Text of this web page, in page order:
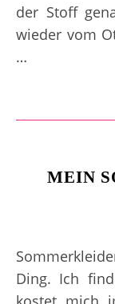
der Stoff
wieder vom
…
MEIN
Sommerkleider sind eigentlich ja nicht so mein
Ding. Ich